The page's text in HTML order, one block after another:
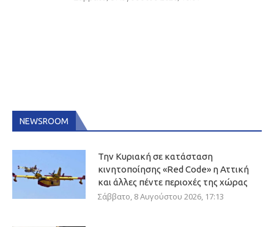
NEWSROOM
Την Κυριακή σε κατάσταση
κινητοποίησης «Red Code» η Αττική
και άλλες πέντε περιοχές της χώρας
Σάββατο, 8 Αυγούστου 2026, 17:13